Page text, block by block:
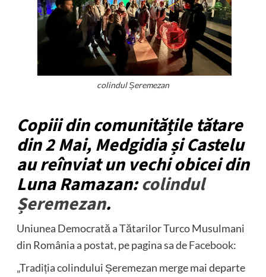
colindul Șeremezan
Copiii din comunitățile tătare
din 2 Mai, Medgidia și Castelu
au reînviat un vechi obicei din
Luna Ramazan:colindul
Șeremezan.
Uniunea Democrată a Tătarilor Turco Musulmani
din România a postat, pe pagina sa deFacebook:
„Tradiția colindului Șeremezan merge mai departe